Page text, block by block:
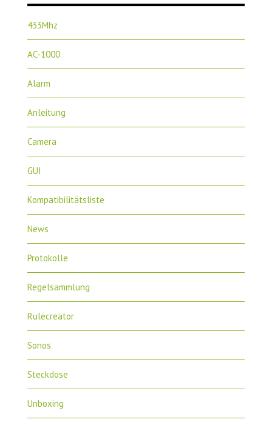
433Mhz
AC-1000
Alarm
Anleitung
Camera
GUI
Kompatibilitätsliste
News
Protokolle
Regelsammlung
Rulecreator
Sonos
Steckdose
Unboxing